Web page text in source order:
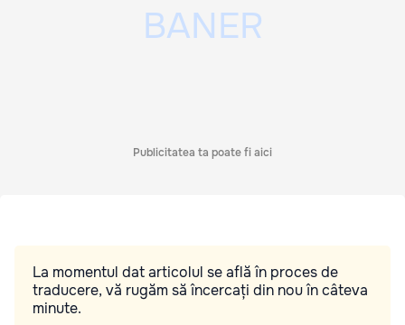
Publicitatea ta poate fi aici
La momentul dat articolul se află în proces de
traducere, vă rugăm să încercați din nou în câteva
minute.